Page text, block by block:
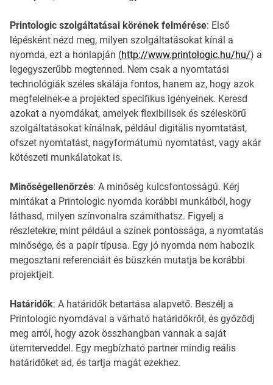
Printologic szolgáltatásai körének felmérése: Első
lépésként nézd meg, milyen szolgáltatásokat kínál a
nyomda, ezt a honlapján (http://www.printologic.hu/hu/) a
legegyszerűbb megtenned. Nem csak a nyomtatási
technológiák széles skálája fontos, hanem az, hogy azok
megfelelnek-e a projekted specifikus igényeinek. Keresd
azokat a nyomdákat, amelyek flexibilisek és széleskörű
szolgáltatásokat kínálnak, például digitális nyomtatást,
ofszet nyomtatást, nagyformátumú nyomtatást, vagy akár
kötészeti munkálatokat is.
Minőségellenőrzés: A minőség kulcsfontosságú. Kérj
mintákat a Printologic nyomda korábbi munkáiból, hogy
láthasd, milyen színvonalra számíthatsz. Figyelj a
részletekre, mint például a színek pontossága, a nyomtatás
minősége, és a papír típusa. Egy jó nyomda nem habozik
megosztani referenciáit és büszkén mutatja be korábbi
projektjeit.
Határidők: A határidők betartása alapvető. Beszélj a
Printologic nyomdával a várható határidőkről, és győződj
meg arról, hogy azok összhangban vannak a saját
ütemterveddel. Egy megbízható partner mindig reális
határidőket ad, és tartja magát ezekhez.